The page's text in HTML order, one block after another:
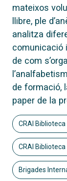
mateixos
llibre, ple
analitza
comunicació
de com
de formació,
paper de la
CRAI
CRAI
Brigades